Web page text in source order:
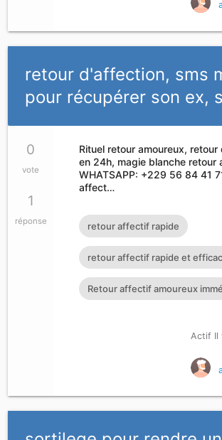
retour d'affection, sms
pour récupérer son ex,
0
vote
1
réponse
Rituel retour amoureux, retour
en 24h, magie blanche retour
WHATSAPP: +229 56 84 41
affect…
retour affectif rapide
retour affectif rapide et
Retour affectif amoureux
Actif Il